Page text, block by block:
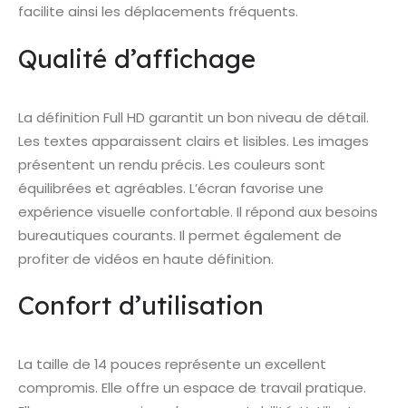
facilite ainsi les déplacements fréquents.
Qualité d’affichage
La définition Full HD garantit un bon niveau de détail.
Les textes apparaissent clairs et lisibles. Les images
présentent un rendu précis. Les couleurs sont
équilibrées et agréables. L’écran favorise une
expérience visuelle confortable. Il répond aux besoins
bureautiques courants. Il permet également de
profiter de vidéos en haute définition.
Confort d’utilisation
La taille de 14 pouces représente un excellent
compromis. Elle offre un espace de travail pratique.